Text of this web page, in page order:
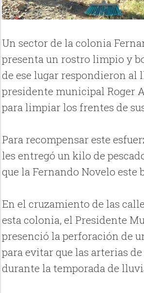
Un sector de la colonia
presenta un rostro limpio y
de ese lugar respondieron al
presidente municipal Roger
para limpiar los frentes de
Para recompensar este
les entregó un kilo de
que la Fernando Novelo este
En el cruzamiento de las
esta colonia, el Presidente
presenció la perforación de
para evitar que las arterias
durante la temporada de